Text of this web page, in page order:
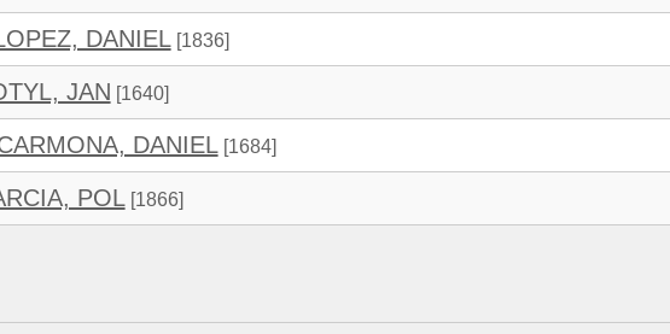
DANIEL[1836]
JAN [1640]
DANIEL[1684]
POL[1866]